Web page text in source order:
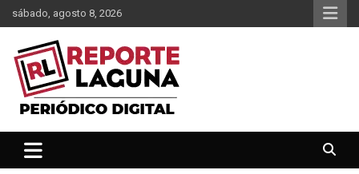
Saltar
al
contenido
sábado, agosto 8, 2026
Reporte Laguna